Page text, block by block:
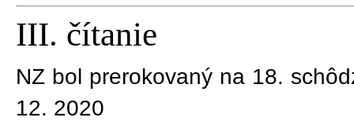
III. čítanie
NZ bol prerokovaný na 18.
12. 2020